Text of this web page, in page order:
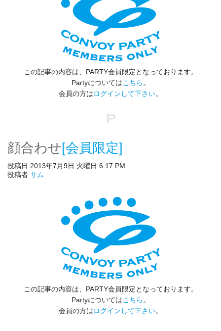
この記事の内容は、PARTY会員限定となっております。
Partyについてはこちら 。
会員の方はログインして下さい。
顔合わせ [会員限定]
投稿日 2013年7月9日 火曜日 6:17 PM.
投稿者 サム
この記事の内容は、PARTY会員限定となっております。
Partyについてはこちら 。
会員の方はログインして下さい。